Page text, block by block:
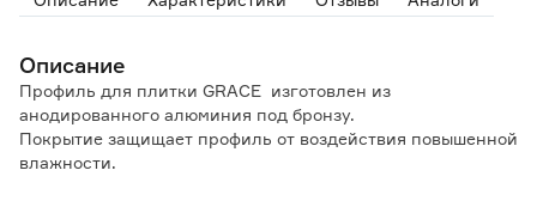
Описание
Профиль для плитки GRACE изготовлен из
анодированного алюминия под бронзу.
Покрытие защищает профиль от воздействия повышенной
влажности.